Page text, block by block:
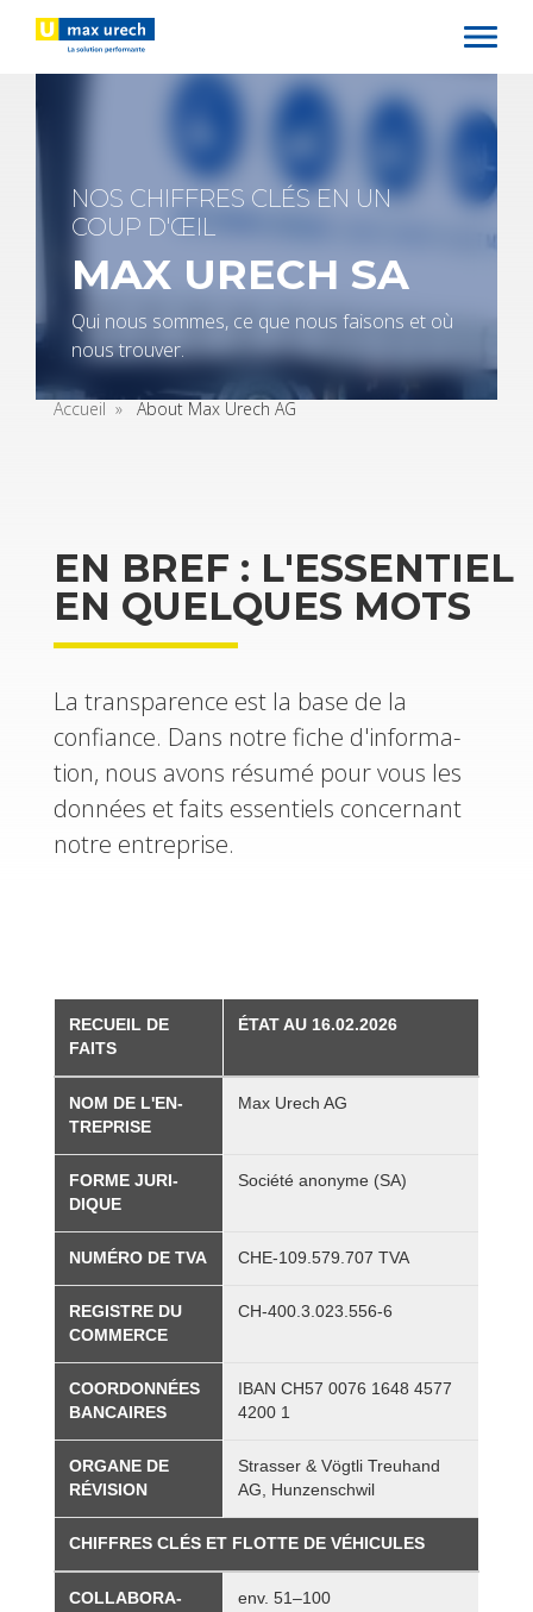
contenu
principal
NOS CHIFFRES CLÉS EN UN
COUP D'ŒIL
MAX URECH SA
Qui nous sommes, ce que nous fai­sons et où
nous trou­ver.
Accueil About Max Urech AG
EN BREF : L'ES­SEN­TIEL
EN QUELQUES MOTS
La trans­pa­rence est la base de la
confiance. Dans notre fiche d'in­for­ma­
tion, nous avons résumé pour vous les
don­nées et faits essen­tiels concer­nant
notre entre­prise.
RECUEIL DE
FAITS
ÉTAT AU 16.02.2026
NOM DE L'EN­
TRE­PRISE
Max Urech AG
FORME JURI­
DIQUE
Société ano­nyme (SA)
NUMÉRO DE TVA CHE-109.579.707 TVA
REGISTRE DU
COM­MERCE
CH-400.3.023.556-6
COOR­DON­NÉES
BAN­CAIRES
IBAN CH57 0076 1648 4577
4200 1
ORGANE DE
RÉVI­SION
Stras­ser & Vögtli Treu­hand
AG, Hun­zen­sch­wil
CHIFFRES CLÉS ET FLOTTE DE VÉHI­CULES
COL­LA­BO­RA­
env. 51–100